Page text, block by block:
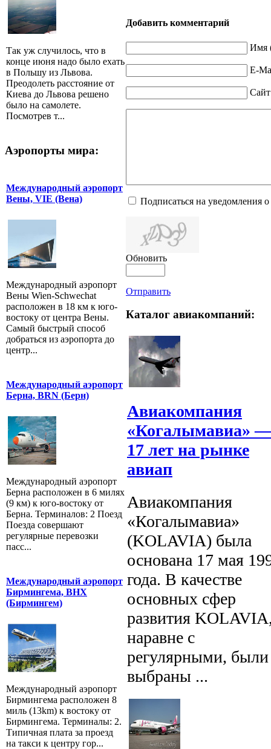
Так уж случилось, что в
конце июня надо было ехать
в Польшу из Львова.
Преодолеть расстояние от
Киева до Львова решено
было на самолете.
Посмотрев т...
Аэропорты мира:
Международный аэропорт
Вены, VIE (Вена)
Международный аэропорт
Вены Wien-Schwechat
расположен в 18 км к юго-
востоку от центра Вены.
Самый быстрый способ
добраться из аэропорта до
центр...
Международный аэропорт
Берна, BRN (Берн)
Международный аэропорт
Берна расположен в 6 милях
(9 км) к юго-востоку от
Берна. Терминалов: 2 Поезд
Поезда совершают
регулярные перевозки
пасс...
Международный аэропорт
Бирмингема, BHX
(Бирмингем)
Международный аэропорт
Бирмингема расположен 8
миль (13km) к востоку от
Бирмингема. Терминалы: 2.
Типичная плата за проезд
на такси к центру гор...
Добавить комментарий
Имя
E-
Сайт
Подписаться на уведомления
Обновить
Отправить
Каталог авиакомпаний:
Авиакомпания
«Когалымавиа» —
17 лет на рынке
авиап
Авиакомпания
«Когалымавиа»
(KOLAVIA) была
основана 17 мая
года. В качестве
основных сфер
развития
наравне с
регулярными, были
выбраны ...